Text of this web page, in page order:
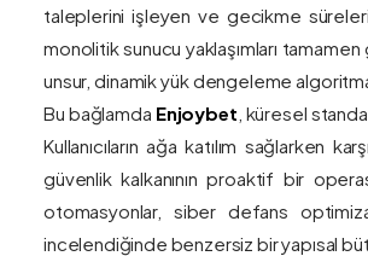
taleplerini işleyen ve gecikme
monolitik sunucu yaklaşımları
unsur, dinamik yük dengeleme
Bu bağlamda Enjoybet , küresel
Kullanıcıların ağa katılım sağlarken
güvenlik kalkanının proaktif bir
otomasyonlar, siber defans
incelendiğinde benzersiz bir yapısal